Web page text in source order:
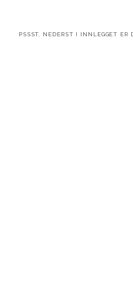
PSSST, NEDERST I INNLEGGET